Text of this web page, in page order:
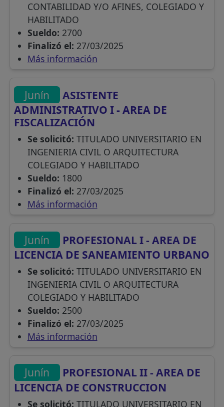
CONTABILIDAD Y/O AFINES, COLEGIADO Y
HABILITADO
Sueldo: 2700
Finalizó el: 27/03/2025
Más información
Junín
ASISTENTE
ADMINISTRATIVO I - AREA DE
FISCALIZACIÓN
Se solicitó: TITULADO UNIVERSITARIO EN
INGENIERIA CIVIL O ARQUITECTURA
COLEGIADO Y HABILITADO
Sueldo: 1800
Finalizó el: 27/03/2025
Más información
Junín
PROFESIONAL I - AREA DE
LICENCIA DE SANEAMIENTO URBANO
Se solicitó: TITULADO UNIVERSITARIO EN
INGENIERIA CIVIL O ARQUITECTURA
COLEGIADO Y HABILITADO
Sueldo: 2500
Finalizó el: 27/03/2025
Más información
Junín
PROFESIONAL II - AREA DE
LICENCIA DE CONSTRUCCION
Se solicitó: TITULADO UNIVERSITARIO EN